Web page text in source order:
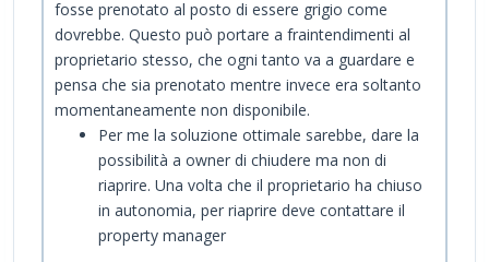
fosse prenotato al posto di essere grigio come
dovrebbe. Questo può portare a fraintendimenti al
proprietario stesso, che ogni tanto va a guardare e
pensa che sia prenotato mentre invece era soltanto
momentaneamente non disponibile.
Per me la soluzione ottimale sarebbe, dare la
possibilità a owner di chiudere ma non di
riaprire. Una volta che il proprietario ha chiuso
in autonomia, per riaprire deve contattare il
property manager